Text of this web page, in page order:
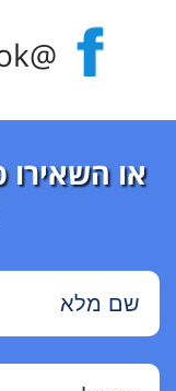
@facebook
או השאירו